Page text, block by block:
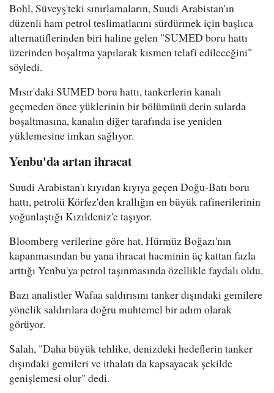
Bohl, Süveyş'teki sınırlamaların, Suudi Arabistan'ın
düzenli ham petrol teslimatlarını sürdürmek için başlıca
alternatiflerinden biri haline gelen "SUMED boru hattı
üzerinden boşaltma yapılarak kısmen telafi edileceğini"
söyledi.
Mısır'daki SUMED boru hattı, tankerlerin kanalı
geçmeden önce yüklerinin bir bölümünü derin sularda
boşaltmasına, kanalın diğer tarafında ise yeniden
yüklemesine imkan sağlıyor.
Yenbu'da artan ihracat
Suudi Arabistan'ı kıyıdan kıyıya geçen Doğu-Batı boru
hattı, petrolü Körfez'den krallığın en büyük rafinerilerinin
yoğunlaştığı Kızıldeniz'e taşıyor.
Bloomberg verilerine göre hat, Hürmüz Boğazı'nın
kapanmasından bu yana ihracat hacminin üç kattan fazla
arttığı Yenbu'ya petrol taşınmasında özellikle faydalı oldu.
Bazı analistler Wafaa saldırısını tanker dışındaki gemilere
yönelik saldırılara doğru muhtemel bir adım olarak
görüyor.
Salah, "Daha büyük tehlike, denizdeki hedeflerin tanker
dışındaki gemileri ve ithalatı da kapsayacak şekilde
genişlemesi olur" dedi.